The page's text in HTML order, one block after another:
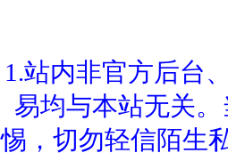
1.站内非官方后台
易均与本站无关
惕，切勿轻信陌生